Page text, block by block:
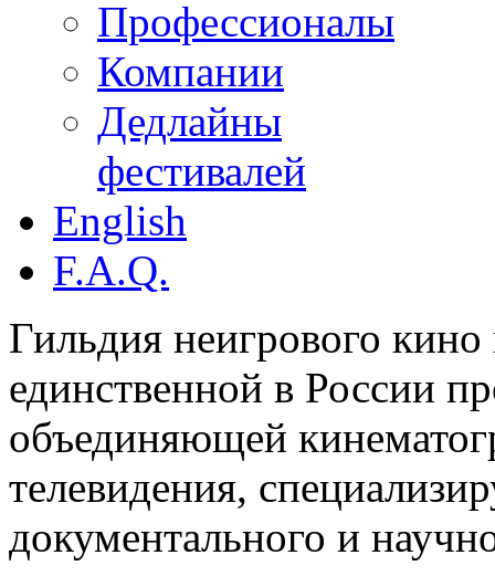
Профессионалы
Компании
Дедлайны
фестивалей
English
F.A.Q.
Гильдия неигрового кино
единственной в России
объединяющей
телевидения,
документального и